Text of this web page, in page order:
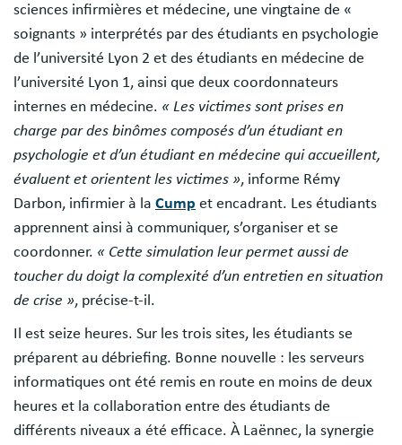
sciences infirmières et médecine, une vingtaine de «
soignants » interprétés par des étudiants en psychologie
de l’université Lyon 2 et des étudiants en médecine de
l’université Lyon 1, ainsi que deux coordonnateurs
internes en médecine. « Les victimes sont prises en
charge par des binômes composés d’un étudiant en
psychologie et d’un étudiant en médecine qui accueillent,
évaluent et orientent les victimes », informe Rémy
Darbon, infirmier à la Cump et encadrant. Les étudiants
apprennent ainsi à communiquer, s’organiser et se
coordonner. « Cette simulation leur permet aussi de
toucher du doigt la complexité d’un entretien en situation
de crise », précise-t-il.
Il est seize heures. Sur les trois sites, les étudiants se
préparent au débriefing. Bonne nouvelle : les serveurs
informatiques ont été remis en route en moins de deux
heures et la collaboration entre des étudiants de
différents niveaux a été efficace. À Laënnec, la synergie